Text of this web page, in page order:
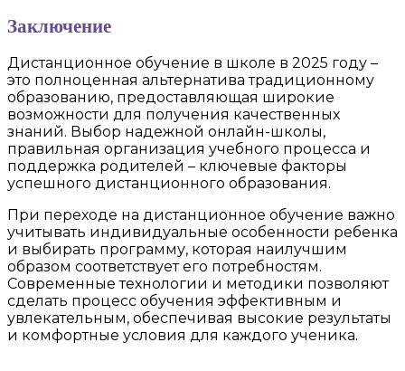
Заключение
Дистанционное обучение в школе в 2025 году –
это полноценная альтернатива традиционному
образованию, предоставляющая широкие
возможности для получения качественных
знаний. Выбор надежной онлайн-школы,
правильная организация учебного процесса и
поддержка родителей – ключевые факторы
успешного дистанционного образования.
При переходе на дистанционное обучение важно
учитывать индивидуальные особенности ребенка
и выбирать программу, которая наилучшим
образом соответствует его потребностям.
Современные технологии и методики позволяют
сделать процесс обучения эффективным и
увлекательным, обеспечивая высокие результаты
и комфортные условия для каждого ученика.